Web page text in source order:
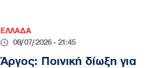
ΕΛΛΑΔΑ
08/07/2026 - 21:45
Άργος: Ποινική δίωξη για